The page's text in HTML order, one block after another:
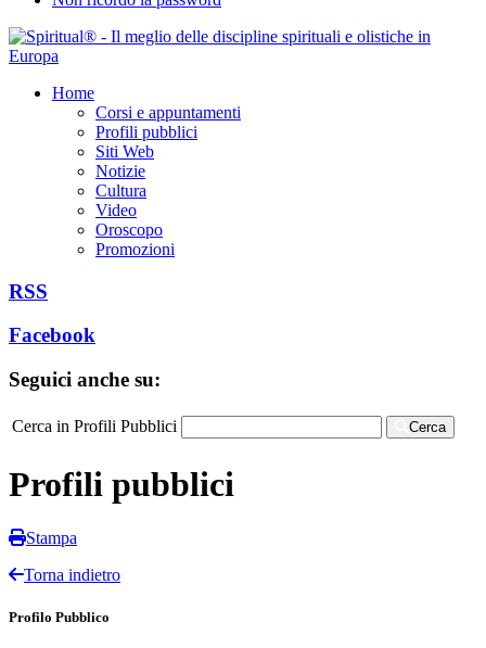
Home
Corsi e appuntamenti
Profili pubblici
Siti Web
Notizie
Cultura
Video
Oroscopo
Promozioni
RSS
Facebook
Seguici anche su:
Cerca in Profili Pubblici Cerca
Profili pubblici
Stampa
Torna indietro
Profilo Pubblico